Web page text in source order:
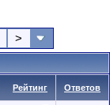
>
Рейтинг Ответов